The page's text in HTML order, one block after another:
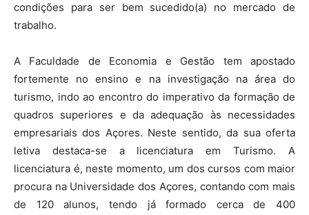
condições para ser bem sucedido(a) no mercado de
trabalho.
A Faculdade de Economia e Gestão tem apostado
fortemente no ensino e na investigação na área do
turismo, indo ao encontro do imperativo da formação de
quadros superiores e da adequação às necessidades
empresariais dos Açores. Neste sentido, da sua oferta
letiva destaca-se a licenciatura em Turismo. A
licenciatura é, neste momento, um dos cursos com maior
procura na Universidade dos Açores, contando com mais
de 120 alunos, tendo já formado cerca de 400